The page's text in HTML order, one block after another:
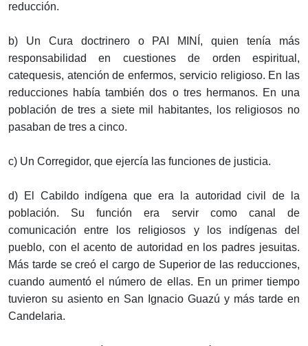
reducción.
b) Un Cura doctrinero o PAI MINÍ, quien tenía más
responsabilidad en cuestiones de orden espiritual,
catequesis, atención de enfermos, servicio religioso. En las
reducciones había también dos o tres hermanos. En una
población de tres a siete mil habitantes, los religiosos no
pasaban de tres a cinco.
c) Un Corregidor, que ejercía las funciones de justicia.
d) El Cabildo indígena que era la autoridad civil de la
población. Su función era servir como canal de
comunicación entre los religiosos y los indígenas del
pueblo, con el acento de autoridad en los padres jesuitas.
Más tarde se creó el cargo de Superior de las reducciones,
cuando aumentó el número de ellas. En un primer tiempo
tuvieron su asiento en San Ignacio Guazú y más tarde en
Candelaria.